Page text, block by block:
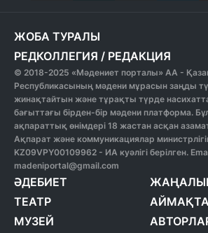
ЖОБА ТУРАЛЫ
РЕДКОЛЛЕГИЯ / РЕДАКЦИЯ
© 2018-2025 «Мәдениет порталы» АА -
Республикасының мәдени мұрасын заңды
жинақтайтын және тұрақты түрде
бағыттағы бірден-бір мәдени платформа.
ақпараттық өнімдері 18 жастан асқан
Ақпарат және коммуникациялар
KZ09VPY00109962 - ИА куәлігі берілген.
madeniportal@gmail.com
ӘДЕБИЕТ
ТЕАТР
МУЗЕЙ